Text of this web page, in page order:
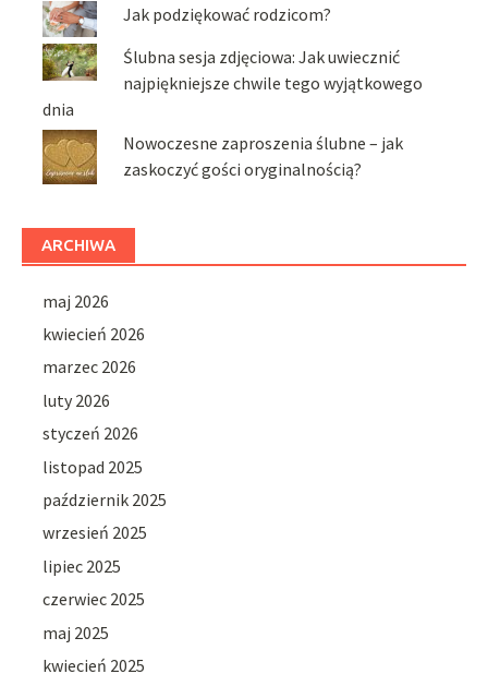
Jak podziękować rodzicom?
Ślubna sesja zdjęciowa: Jak uwiecznić
najpiękniejsze chwile tego wyjątkowego
dnia
Nowoczesne zaproszenia ślubne – jak
zaskoczyć gości oryginalnością?
ARCHIWA
maj 2026
kwiecień 2026
marzec 2026
luty 2026
styczeń 2026
listopad 2025
październik 2025
wrzesień 2025
lipiec 2025
czerwiec 2025
maj 2025
kwiecień 2025